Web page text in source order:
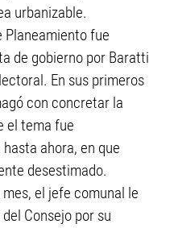
urbanizable.
Planeamiento fue
de gobierno por Baratti
En sus primeros
con concretar la
el tema fue
ahora, en que
desestimado.
el jefe comunal le
Consejo por su